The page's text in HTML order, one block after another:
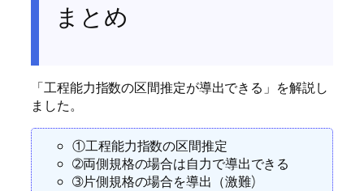
まとめ
「工程能力指数の区間推定が導出できる」を解説し
ました。
①工程能力指数の区間推定
➁両側規格の場合は自力で導出できる
➂片側規格の場合を導出（激難)